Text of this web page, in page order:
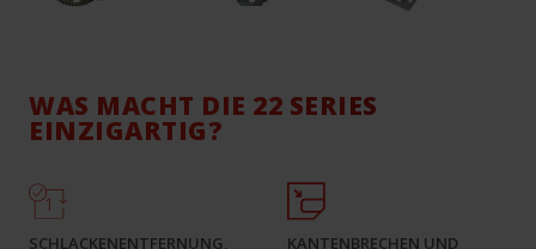
WAS MACHT DIE 22 SERIES
EINZIGARTIG?
SCHLACKENENTFERNUNG, KANTENBRECHEN UND